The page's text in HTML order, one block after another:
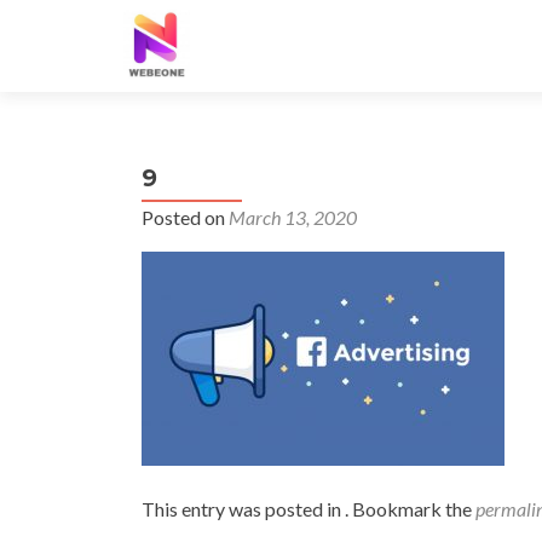
9
Posted on March 13, 2020
This entry was posted in . Bookmark the